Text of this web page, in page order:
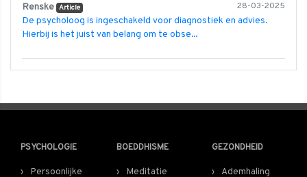
28-03-2025
Renske Article
De psycholoog is ingeschakeld voor diagnostiek en advies.
Hierbij is het juist van belang om te obse...
PSYCHOLOGIE
Persoonlijke
BOEDDHISME
Meditatie
GEZONDHEID
Ademhaling